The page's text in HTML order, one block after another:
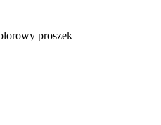
proszek